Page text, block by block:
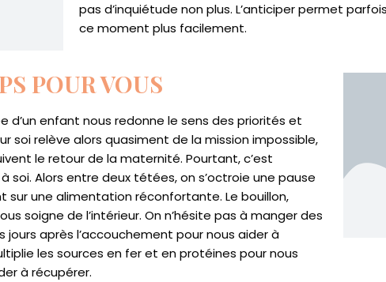
pas d’inquiétude non plus. L’anticiper permet
ce moment plus facilement.
POUR VOUS
d’un enfant nous redonne le sens des priorités et
soi relève alors quasiment de la mission impossible,
le retour de la maternité. Pourtant, c’est
soi. Alors entre deux tétées, on s’octroie une pause
sur une alimentation réconfortante. Le bouillon,
soigne de l’intérieur. On n’hésite pas à manger des
jours après l’accouchement pour nous aider à
les sources en fer et en protéines pour nous
à récupérer.